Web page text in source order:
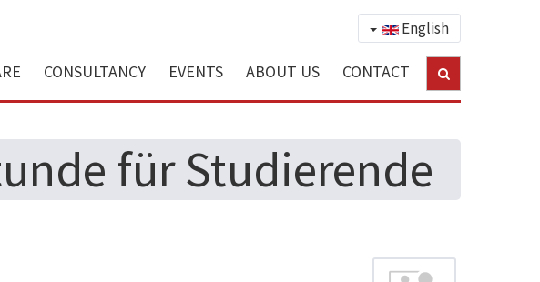
English
CONSULTANCY EVENTS ABOUT US CONTACT
für Studierende